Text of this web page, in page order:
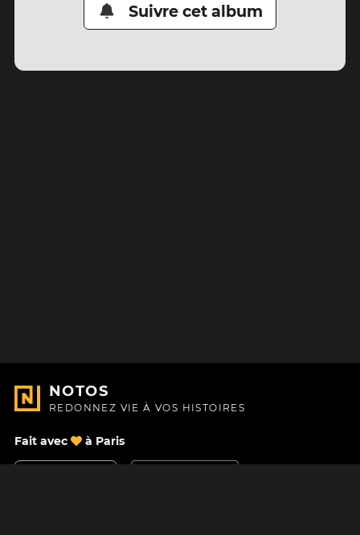
Suivre cet album
NOTOS
REDONNEZ VIE À VOS HISTOIRES
Fait avec à Paris